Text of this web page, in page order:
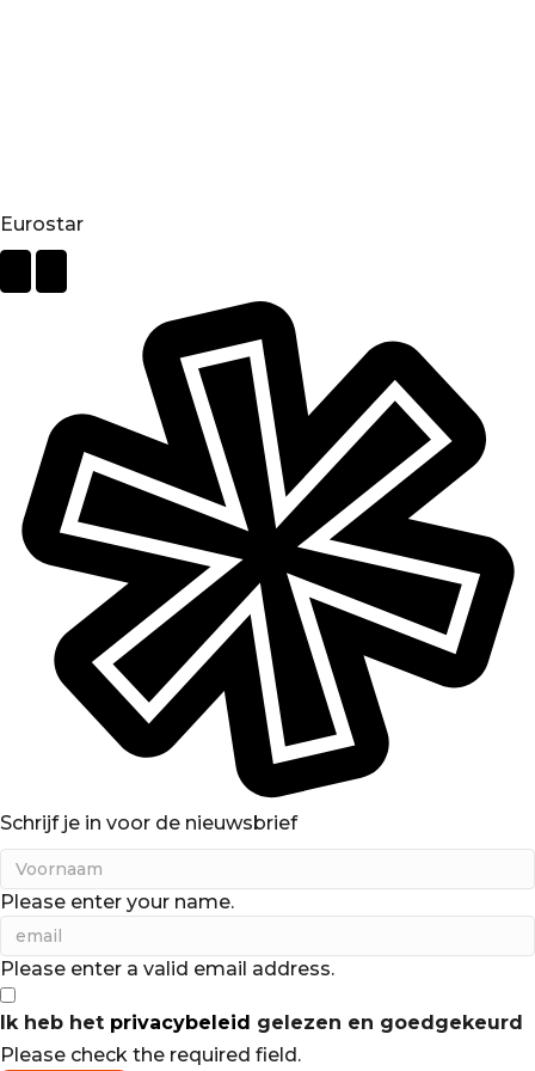
Eurostar
Schrijf je in voor de nieuwsbrief
Please enter your name.
Please enter a valid email address.
Ik heb het privacybeleid gelezen en goedgekeurd
Please check the required field.